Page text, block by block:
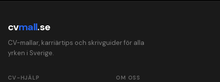
cvmall.se
CV-mallar, karriärtips och skrivguider för alla
yrken i Sverige.
CV-HJÄLP OM OSS